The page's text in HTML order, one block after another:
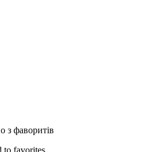
з фаворитів
to favorites